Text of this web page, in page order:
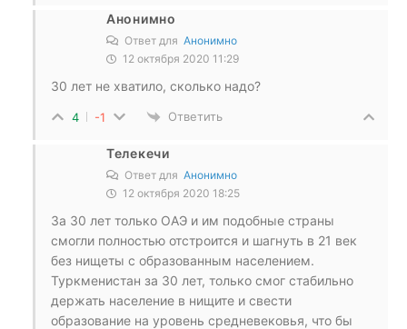
Анонимно
Ответ для Анонимно
12 октября 2020 11:29
30 лет не хватило, сколько надо?
4 -1 Ответить
Телекечи
Ответ для Анонимно
12 октября 2020 18:25
За 30 лет только ОАЭ и им подобные страны
смогли полностью отстроится и шагнуть в 21 век
без нищеты с образованным населением.
Туркменистан за 30 лет, только смог стабильно
держать население в нищите и свести
образование на уровень средневековья, что бы